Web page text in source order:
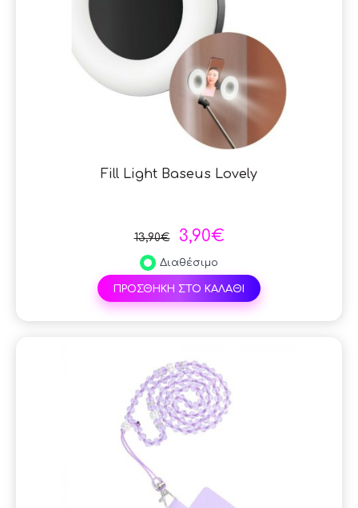
Fill Light Baseus Lovely
13,90€ 3,90€
Διαθέσιμο
ΠΡΟΣΘΗΚΗ ΣΤΟ ΚΑΛΑΘΙ